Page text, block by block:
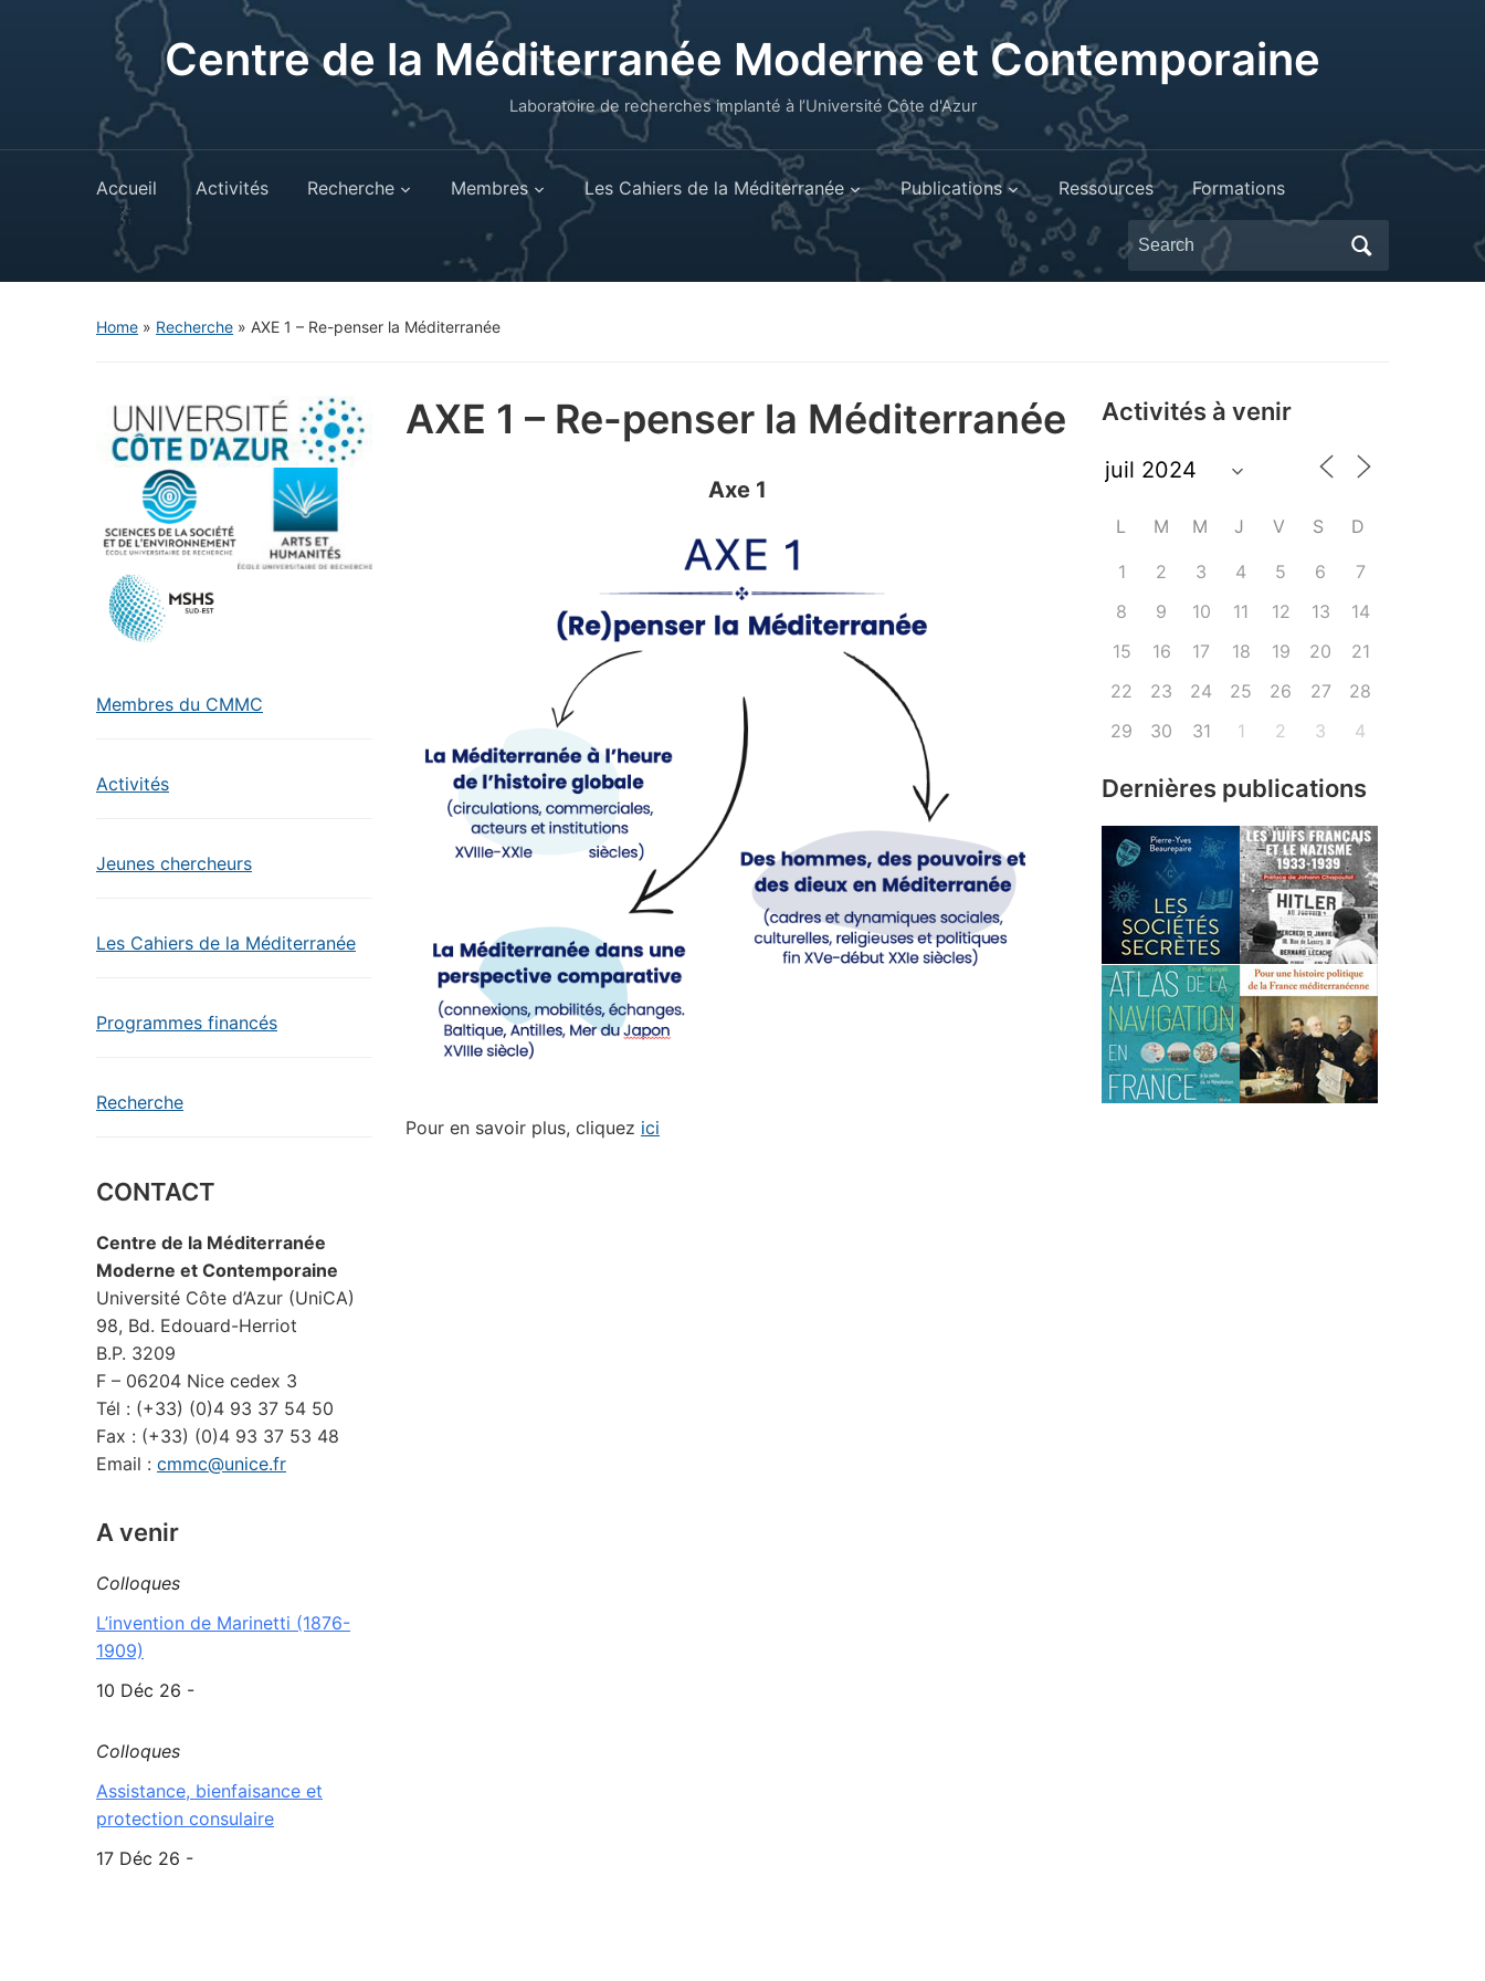
Centre de la Méditerranée Moderne et Contemporaine
Laboratoire de recherches implanté à l’Université Côte d'Azur
Accueil Activités Recherche Membres Les Cahiers de la Méditerranée Publications Ressources Formations
Search
for:
Home » Recherche » AXE 1 – Re-penser la Méditerranée
Membres du CMMC
Activités
Jeunes chercheurs
Les Cahiers de la Méditerranée
Programmes financés
Recherche
CONTACT
Centre de la Méditerranée
Moderne et Contemporaine
Université Côte d’Azur (UniCA)
98, Bd. Edouard-Herriot
B.P. 3209
F – 06204 Nice cedex 3
Tél : (+33) (0)4 93 37 54 50
Fax : (+33) (0)4 93 37 53 48
Email : cmmc@unice.fr
A venir
Colloques
L’invention de Marinetti (1876-
1909)
10 Déc 26 -
Colloques
Assistance, bienfaisance et
protection consulaire
17 Déc 26 -
AXE 1 – Re-penser la Méditerranée
Axe 1
Pour en savoir plus, cliquez ici
Activités à venir
L M M J V S D
1 2 3 4 5 6
7
8
9 10 11 12 13
14
15
16 17 18 19 20
21
22
23 24 25 26 27
28
29
30 31 1 2 3 4
Dernières publications